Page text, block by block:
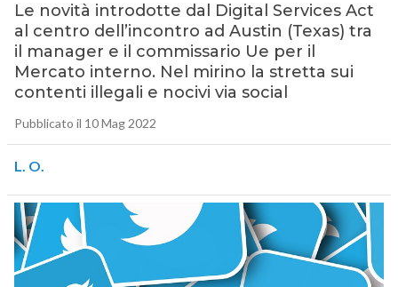
Le novità introdotte dal Digital Services Act
al centro dell’incontro ad Austin (Texas) tra
il manager e il commissario Ue per il
Mercato interno. Nel mirino la stretta sui
contenti illegali e nocivi via social
Pubblicato il 10 Mag 2022
L. O.